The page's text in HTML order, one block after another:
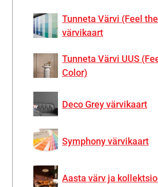
Tunneta Värvi (Feel
värvikaart
Tunneta Värvi UUS
Color)
Deco Grey värvikaart
Symphony värvikaart
Aasta värv ja